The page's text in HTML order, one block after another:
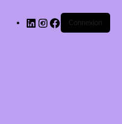
LinkedInInstagram
Facebook
Connexion